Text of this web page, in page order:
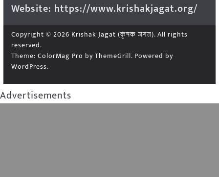
Website: https://www.krishakjagat.org/
Copyright © 2026 Krishak Jagat (कृषक जगत). All rights
reserved.
Theme: ColorMag Pro by ThemeGrill. Powered by
WordPress.
Advertisements